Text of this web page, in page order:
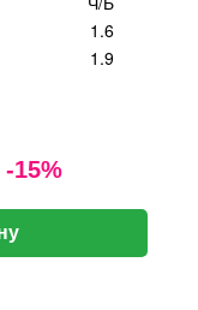
1.6
1.9
-15%